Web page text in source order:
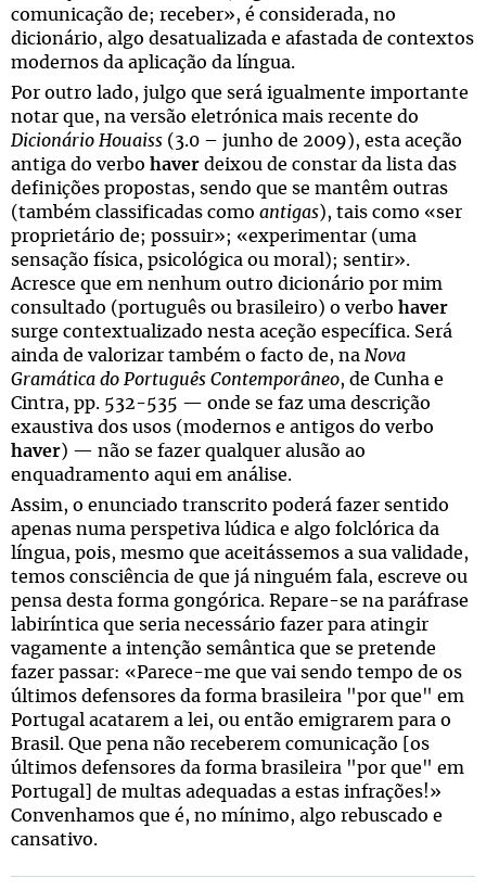
comunicação de; receber», é considerada, no
dicionário, algo desatualizada e afastada de contextos
modernos da aplicação da língua.
Por outro lado, julgo que será igualmente importante
notar que, na versão eletrónica mais recente do
Dicionário Houaiss (3.0 – junho de 2009), esta aceção
antiga do verbo haver deixou de constar da lista das
definições propostas, sendo que se mantêm outras
(também classificadas como antigas), tais como «ser
proprietário de; possuir»; «experimentar (uma
sensação física, psicológica ou moral); sentir».
Acresce que em nenhum outro dicionário por mim
consultado (português ou brasileiro) o verbo haver
surge contextualizado nesta aceção específica. Será
ainda de valorizar também o facto de, na Nova
Gramática do Português Contemporâneo, de Cunha e
Cintra, pp. 532-535 — onde se faz uma descrição
exaustiva dos usos (modernos e antigos do verbo
haver) — não se fazer qualquer alusão ao
enquadramento aqui em análise.
Assim, o enunciado transcrito poderá fazer sentido
apenas numa perspetiva lúdica e algo folclórica da
língua, pois, mesmo que aceitássemos a sua validade,
temos consciência de que já ninguém fala, escreve ou
pensa desta forma gongórica. Repare-se na paráfrase
labiríntica que seria necessário fazer para atingir
vagamente a intenção semântica que se pretende
fazer passar: «Parece-me que vai sendo tempo de os
últimos defensores da forma brasileira "por que" em
Portugal acatarem a lei, ou então emigrarem para o
Brasil. Que pena não receberem comunicação [os
últimos defensores da forma brasileira "por que" em
Portugal] de multas adequadas a estas infrações!»
Convenhamos que é, no mínimo, algo rebuscado e
cansativo.